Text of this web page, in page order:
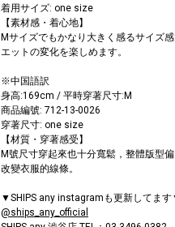
着用サイズ: one size
【素材感・着心地】
Mサイズでもかなり大きく感るサイズ
エットの変化を楽しめます。
※中国語訳
身高:169cm / 平時穿著尺寸:M
商品編號: 712-13-0026
穿著尺寸: one size
【材質・穿著感受】
M號尺寸穿起來也十分寬鬆，整體版型
改變衣服的線條。
▼SHIPS any instagramも更新してま
@ships_any_official